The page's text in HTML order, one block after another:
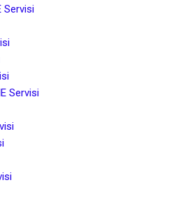
Servisi
Servisi